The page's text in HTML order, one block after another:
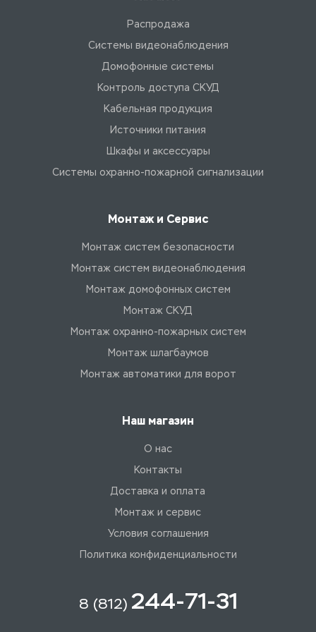
Распродажа
Системы видеонаблюдения
Домофонные системы
Контроль доступа СКУД
Кабельная продукция
Источники питания
Шкафы и аксессуары
Системы охранно-пожарной сигнализации
Монтаж и Сервис
Монтаж систем безопасности
Монтаж систем видеонаблюдения
Монтаж домофонных систем
Монтаж СКУД
Монтаж охранно-пожарных систем
Монтаж шлагбаумов
Монтаж автоматики для ворот
Наш магазин
О нас
Контакты
Доставка и оплата
Монтаж и сервис
Условия соглашения
Политика конфиденциальности
8 (812) 244-71-31